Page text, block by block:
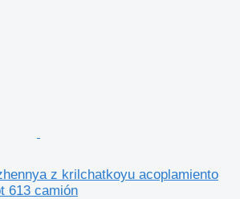
z krilchatkoyu acoplamiento
613 camión